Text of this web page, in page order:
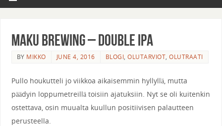
Maku Brewing – Double IPA
BY MIKKO JUNE 4, 2016 BLOGI,OLUTARVIOT,OLUTRAATI
Pullo houkutteli jo viikkoa aikaisemmin hyllyllä, mutta
päädyin loppumetreillä toisiin ajatuksiin. Nyt se oli kuitenkin
ostettava, osin muualta kuullun positiivisen palautteen
perusteella.